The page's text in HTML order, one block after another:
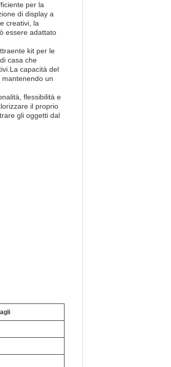
per la
di display a
creativi, la
essere adattato
kit per le
casa che
capacità del
un
flessibilità e
il proprio
gli oggetti dal